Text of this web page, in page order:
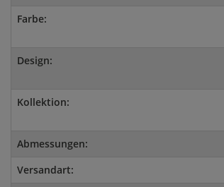
Farbe:
Design:
Kollektion:
Abmessungen:
Versandart: